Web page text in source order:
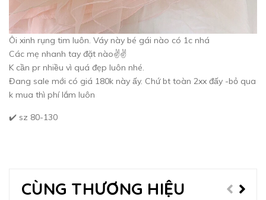
Ôi xinh rụng tim luôn. Váy này bé gái nào có 1c nhá
Các mẹ nhanh tay đặt nào✌️✌️
K cần pr nhiều vì quá đẹp luôn nhé.
Đang sale mới có giá 180k này ấy. Chứ bt toàn 2xx đấy -bỏ qua
k mua thì phí lắm luôn
✔️ sz 80-130
CÙNG THƯƠNG HIỆU